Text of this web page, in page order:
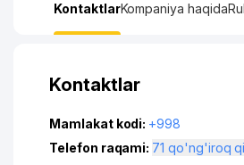
KontaktlarKompaniya haqida
Kontaktlar
Mamlakat kodi: +998
Telefon raqami:
71 qo'ng'iroq